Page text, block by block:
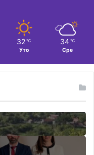
32 ℃
Уто
34 ℃
Сре